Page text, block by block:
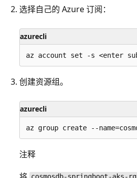
选择自己的 Azure 订阅：
azurecli
创建资源组。
azurecli
注释